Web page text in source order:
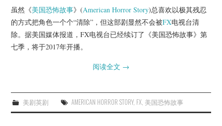
虽然《美国恐怖故事》(American Horror Story)总喜欢以极其残忍
的方式把角色一个个“清除”，但这部剧显然不会被FX电视台清
除。据美国媒体报道，FX电视台已经续订了《美国恐怖故事》第
七季，将于2017年开播。
阅读全文 →
美剧英剧 AMERICAN HORROR STORY, FX, 美国恐怖故事